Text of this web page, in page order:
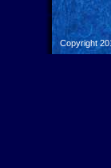
Copyright